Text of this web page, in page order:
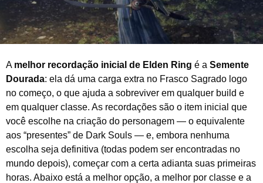
6
A melhor recordação inicial de Elden Ring é a Semente
Dourada: ela dá uma carga extra no Frasco Sagrado logo
no começo, o que ajuda a sobreviver em qualquer build e
em qualquer classe. As recordações são o item inicial que
você escolhe na criação do personagem — o equivalente
aos “presentes” de Dark Souls — e, embora nenhuma
escolha seja definitiva (todas podem ser encontradas no
mundo depois), começar com a certa adianta suas primeiras
horas. Abaixo está a melhor opção, a melhor por classe e a